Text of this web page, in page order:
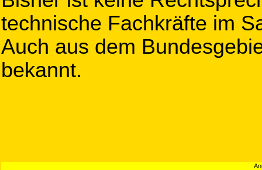
technische Fachkräfte im
Auch aus dem
bekannt.